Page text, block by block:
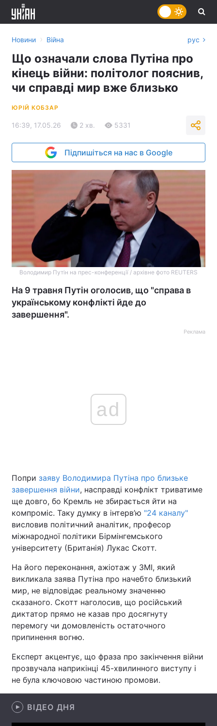
Головна Війна
Україна Політика
Економіка Світ
Спорт Наука
Зброя Інциденти
Здоров'я Туризм
Цікавинки Погода
Лонгріди
Новини › Війна рус
Що означали слова Путіна про
кінець війни: політолог пояснив,
чи справді мир вже близько
ЮРІЙ КОБЗАР
16:39, 17.05.26 2 хв. 5331
Підпишіться на нас в Google
Володимир Путін на прес-конференції / архівне фото REUTERS
На 9 травня Путін оголосив, що "справа в
українському конфлікті йде до
завершення".
Реклама
ad
Попри заяву Володимира Путіна про близьке
завершення війни, насправді конфлікт триватиме
ще довго, бо Кремль не збирається йти на
компроміс. Таку думку в інтерв’ю "24 каналу"
висловив політичний аналітик, професор
міжнародної політики Бірмінгемського
університету (Британія) Лукас Скотт.
На його переконання, ажіотаж у ЗМІ, який
викликала заява Путіна про начебто близький
мир, не відповідає реальному значенню
сказаного. Скотт наголосив, що російський
диктатор прямо не казав про досягнуту
перемогу чи домовленість остаточного
припинення вогню.
Експерт акцентує, що фраза про закінчення війни
прозвучала наприкінці 45-хвилинного виступу і
не була ключовою частиною промови.
ВІДЕО ДНЯ